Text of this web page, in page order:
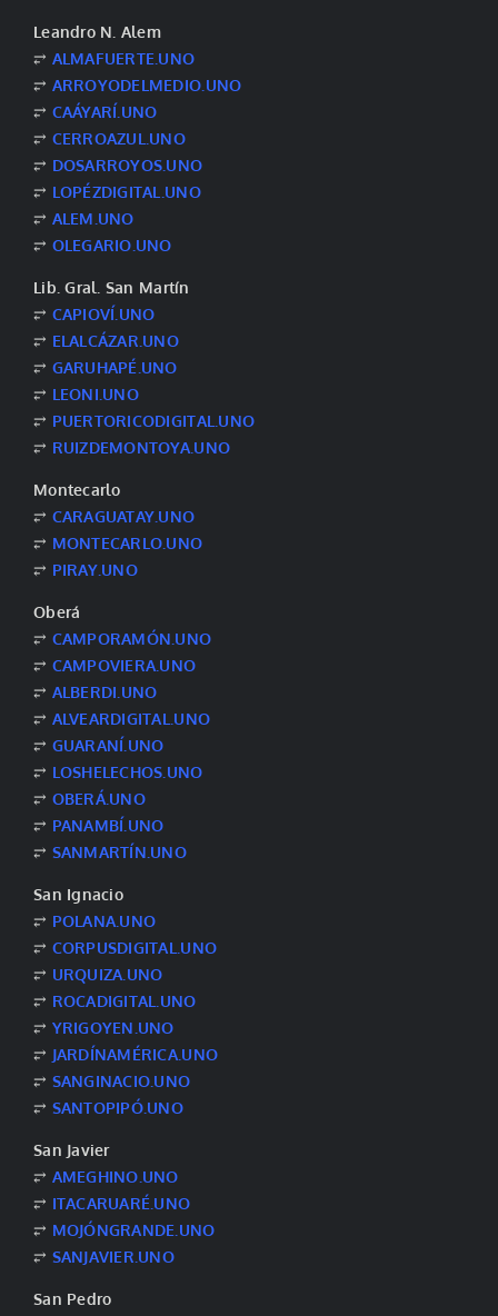
Leandro N. Alem
⥂ ALMAFUERTE.UNO
⥂ ARROYODELMEDIO.UNO
⥂ CAÁYARÍ.UNO
⥂ CERROAZUL.UNO
⥂ DOSARROYOS.UNO
⥂ LOPÉZDIGITAL.UNO
⥂ ALEM.UNO
⥂ OLEGARIO.UNO
Lib. Gral. San Martín
⥂ CAPIOVÍ.UNO
⥂ ELALCÁZAR.UNO
⥂ GARUHAPÉ.UNO
⥂ LEONI.UNO
⥂ PUERTORICODIGITAL.UNO
⥂ RUIZDEMONTOYA.UNO
Montecarlo
⥂ CARAGUATAY.UNO
⥂ MONTECARLO.UNO
⥂ PIRAY.UNO
Oberá
⥂ CAMPORAMÓN.UNO
⥂ CAMPOVIERA.UNO
⥂ ALBERDI.UNO
⥂ ALVEARDIGITAL.UNO
⥂ GUARANÍ.UNO
⥂ LOSHELECHOS.UNO
⥂ OBERÁ.UNO
⥂ PANAMBÍ.UNO
⥂ SANMARTÍN.UNO
San Ignacio
⥂ POLANA.UNO
⥂ CORPUSDIGITAL.UNO
⥂ URQUIZA.UNO
⥂ ROCADIGITAL.UNO
⥂ YRIGOYEN.UNO
⥂ JARDÍNAMÉRICA.UNO
⥂ SANGINACIO.UNO
⥂ SANTOPIPÓ.UNO
San Javier
⥂ AMEGHINO.UNO
⥂ ITACARUARÉ.UNO
⥂ MOJÓNGRANDE.UNO
⥂ SANJAVIER.UNO
San Pedro